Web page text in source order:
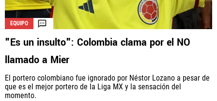
EQUIPO
"Es un insulto": Colombia clama por el NO
llamado a Mier
El portero colombiano fue ignorado por Néstor Lozano a pesar de
que es el mejor portero de la Liga MX y la sensación del
momento.